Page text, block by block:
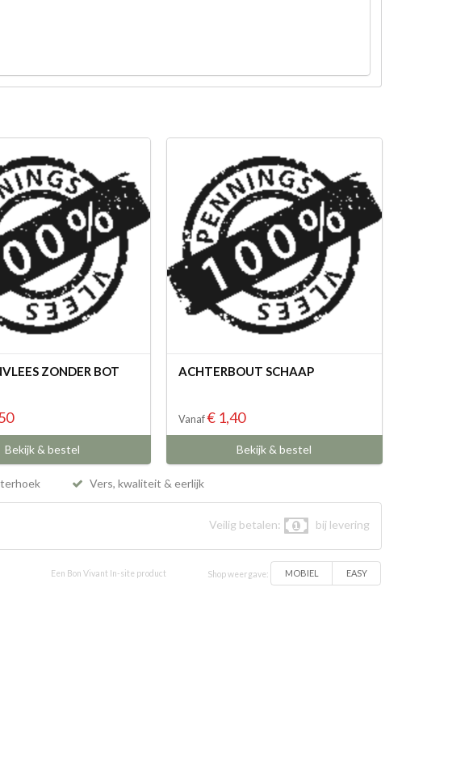
ZONDER BOT
Bekijk & bestel
ACHTERBOUT SCHAAP
Vanaf€ 1,40
Bekijk & bestel
Vers, kwaliteit & eerlijk
Veilig betalen: bij levering
Een Bon Vivant In-site product Shop weergave: MOBIEL EASY